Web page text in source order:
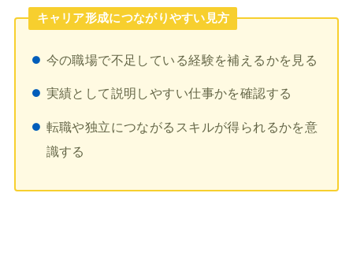
キャリア形成につながりやすい見方
今の職場で不足している経験を補えるかを見る
実績として説明しやすい仕事かを確認する
転職や独立につながるスキルが得られるかを意
識する